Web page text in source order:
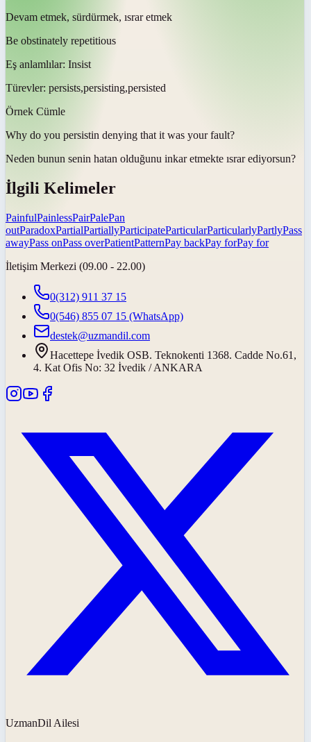
Devam etmek, sürdürmek, ısrar etmek
Be obstinately repetitious
Eş anlamlılar: Insist
Türevler: persists,persisting,persisted
Örnek Cümle
Why do you persistin denying that it was your fault?
Neden bunun senin hatan olduğunu inkar etmekte ısrar ediyorsun?
İlgili Kelimeler
PainfulPainlessPairPalePan
outParadoxPartialPartiallyParticipateParticularParticularlyPartlyPass
awayPass onPass overPatientPatternPay backPay forPay for
İletişim Merkezi (09.00 - 22.00)
0(312) 911 37 15
0(546) 855 07 15 (WhatsApp)
destek@uzmandil.com
Hacettepe İvedik OSB. Teknokenti 1368. Cadde No.61,
4. Kat Ofis No: 32 İvedik / ANKARA
UzmanDil Ailesi